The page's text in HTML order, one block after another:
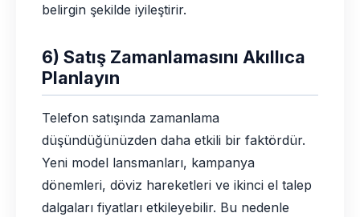
belirgin şekilde iyileştirir.
6) Satış Zamanlamasını Akıllıca
Planlayın
Telefon satışında zamanlama
düşündüğünüzden daha etkili bir faktördür.
Yeni model lansmanları, kampanya
dönemleri, döviz hareketleri ve ikinci el talep
dalgaları fiyatları etkileyebilir. Bu nedenle